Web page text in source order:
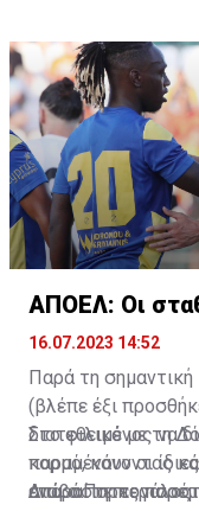
Απάντησα θετικά
μεγάλες ομάδες.
ΑΠΟΕΛ: Οι
16.07.2023 14:52
Παρά τη
(βλέπε έξι
διατεθειμένος να
κορμό, κάνοντας
απαραίτητες
Στο φιλικό με τη
παραμένουν οι
ενώ ο Πορτογάλος
Διαβάστε